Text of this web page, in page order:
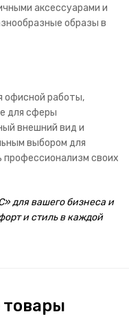
аксессуарами и
образы в
офисной работы,
для сферы
внешний вид и
выбором для
профессионализм своих
для вашего бизнеса и
и стиль в каждой